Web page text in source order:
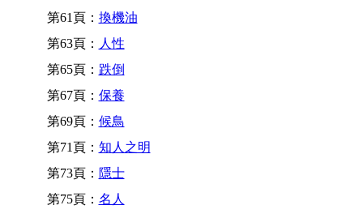
第61頁： 換機油
第63頁： 人性
第65頁： 跌倒
第67頁： 保養
第69頁： 候鳥
第71頁： 知人之明
第73頁： 隱士
第75頁： 名人